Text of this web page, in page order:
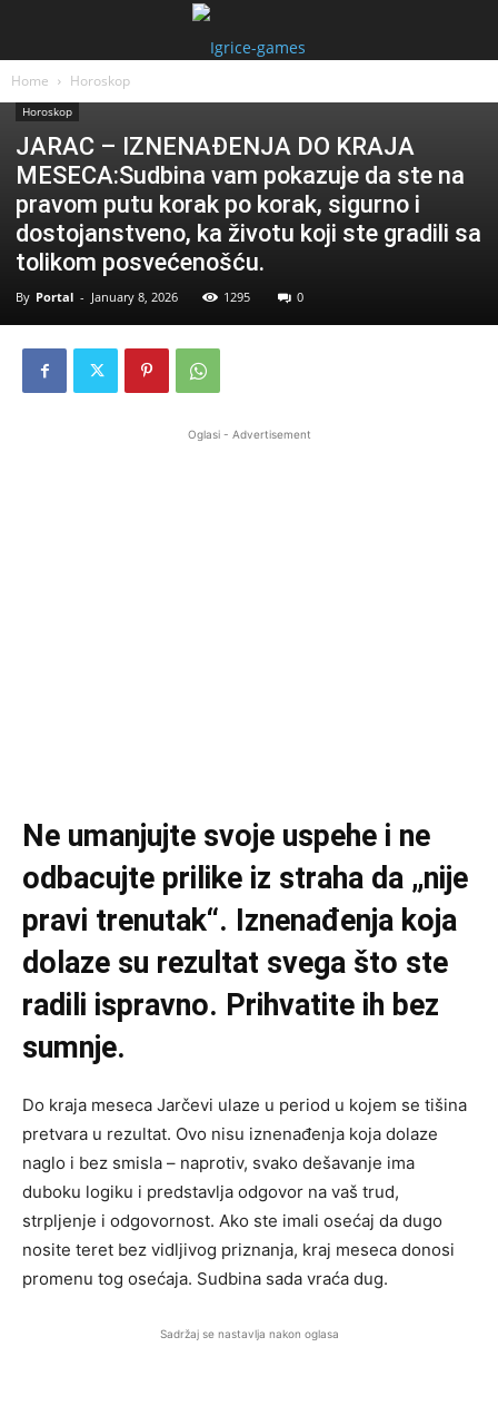
Home Horoskop
Horoskop
JARAC – IZNENAĐENJA DO KRAJA
MESECA:Sudbina vam pokazuje da ste na
pravom putu korak po korak, sigurno i
dostojanstveno, ka životu koji ste gradili sa
tolikom posvećenošću.
By Portal - January 8, 2026 1295 0
Oglasi - Advertisement
Ne umanjujte svoje uspehe i ne
odbacujte prilike iz straha da „nije
pravi trenutak“. Iznenađenja koja
dolaze su rezultat svega što ste
radili ispravno. Prihvatite ih bez
sumnje.
Do kraja meseca Jarčevi ulaze u period u kojem se tišina
pretvara u rezultat. Ovo nisu iznenađenja koja dolaze
naglo i bez smisla – naprotiv, svako dešavanje ima
duboku logiku i predstavlja odgovor na vaš trud,
strpljenje i odgovornost. Ako ste imali osećaj da dugo
nosite teret bez vidljivog priznanja, kraj meseca donosi
promenu tog osećaja. Sudbina sada vraća dug.
Sadržaj se nastavlja nakon oglasa